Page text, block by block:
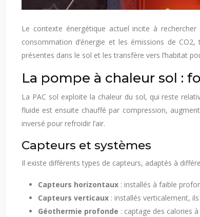
Le contexte énergétique actuel incite à
consommation d’énergie et les émissions de
présentes dans le sol et les transfère vers l’habitat
La pompe à chaleur sol :
La PAC sol exploite la chaleur du sol, qui reste
fluide est ensuite chauffé par compression,
inversé pour refroidir l’air.
Capteurs et systèmes
Il existe différents types de capteurs, adaptés à
Capteurs horizontaux : installés à faible
Capteurs verticaux : installés verticalement,
Géothermie profonde : captage des calories